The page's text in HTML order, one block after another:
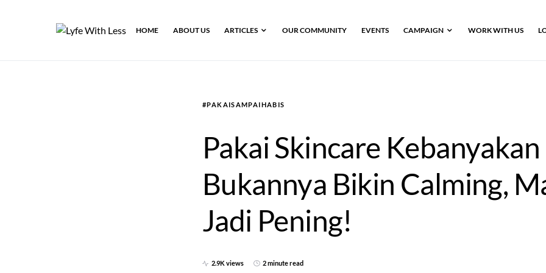
HOME ABOUT US ARTICLES OUR COMMUNITY EVENTS CAMPAIGN WORK WITH US
#PAKAISAMPAIHABIS
Pakai Skincare Kebanyakan
Bukannya Bikin Calming,
Jadi Pening!
2.9K views 2 minute read